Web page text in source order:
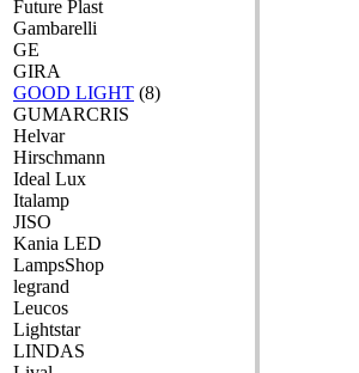
Future Plast
Gambarelli
GE
GIRA
GOOD LIGHT (8)
GUMARCRIS
Helvar
Hirschmann
Ideal Lux
Italamp
JISO
Kania LED
LampsShop
legrand
Leucos
Lightstar
LINDAS